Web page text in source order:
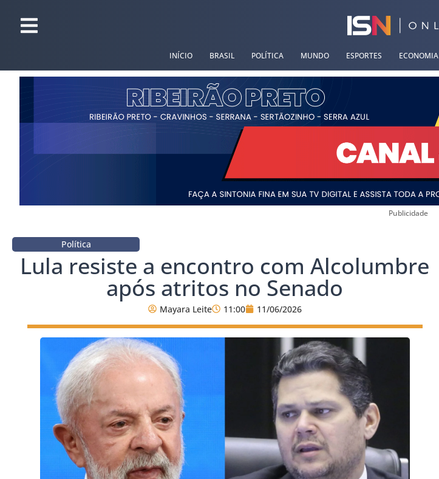
INÍCIO BRASIL POLÍTICA MUNDO ESPORTES ECONOMIA
Publicidade
Política
Lula resiste a encontro com Alcolumbre
após atritos no Senado
Mayara Leite 11:00 11/06/2026